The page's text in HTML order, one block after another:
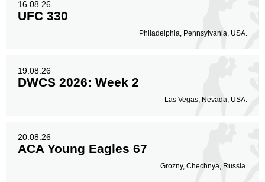
16.08.26
UFC 330
Philadelphia, Pennsylvania, USA.
19.08.26
DWCS 2026: Week 2
Las Vegas, Nevada, USA.
20.08.26
ACA Young Eagles 67
Grozny, Chechnya, Russia.